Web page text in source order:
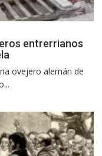
entrerrianos
ovejero alemán de